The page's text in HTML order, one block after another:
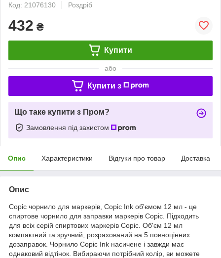
Код: 21076130
Роздріб
432 ₴
Купити
або
Купити з
Що таке купити з Пром?
Замовлення під захистом
Опис Характеристики Відгуки про товар Доставка
Опис
Copic чорнило для маркерів, Copic Ink об'ємом 12 мл - це
спиртове чорнило для заправки маркерів Copic. Підходить
для всіх серій спиртових маркерів Copic. Об'єм 12 мл
компактний та зручний, розрахований на 5 повноцінних
дозаправок. Чорнило Copic Ink насичене і завжди має
однаковий відтінок. Вибираючи потрібний колір, ви можете